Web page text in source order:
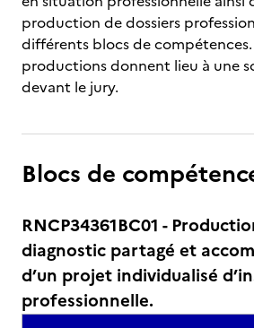
production de dossiers
différents blocs de
productions donnent lieu à une
devant le jury.
Blocs de
RNCP34361BC01 -
diagnostic partagé et
d’un projet individualisé
professionnelle.